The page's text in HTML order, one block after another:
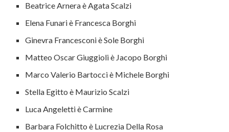
Beatrice Arnera è Agata Scalzi
Elena Funari è Francesca Borghi
Ginevra Francesconi è Sole Borghi
Matteo Oscar Giuggioli è Jacopo Borghi
Marco Valerio Bartocci è Michele Borghi
Stella Egitto è Maurizio Scalzi
Luca Angeletti è Carmine
Barbara Folchitto è Lucrezia Della Rosa